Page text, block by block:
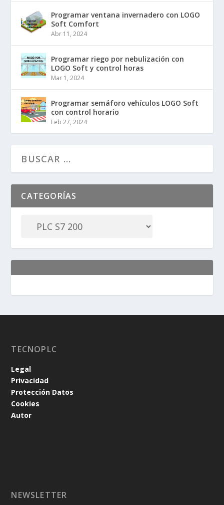
Programar ventana invernadero con LOGO
Soft Comfort
Abr 11, 2024
Programar riego por nebulización con
LOGO Soft y control horas
Mar 1, 2024
Programar semáforo vehículos LOGO Soft
con control horario
Feb 27, 2024
CATEGORÍAS
TECNOPLC
Legal
Privacidad
Protección Datos
Cookies
Autor
NEWSLETTER